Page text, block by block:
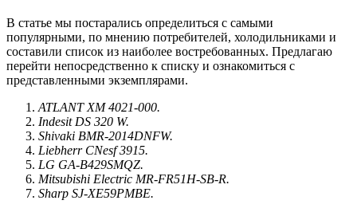
В статье мы постарались определиться с самыми
популярными, по мнению потребителей, холодильниками и
составили список из наиболее востребованных. Предлагаю
перейти непосредственно к списку и ознакомиться с
представленными экземплярами.
ATLANT XM 4021-000.
Indesit DS 320 W.
Shivaki BMR-2014DNFW.
Liebherr CNesf 3915.
LG GA-B429SMQZ.
Mitsubishi Electric MR-FR51H-SB-R.
Sharp SJ-XE59PMBE.